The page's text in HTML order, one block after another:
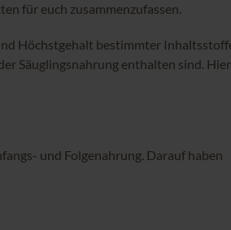
für euch zusammenzufassen.
Höchstgehalt bestimmter
Säuglingsnahrung enthalten sind. Hier
und Folgenahrung. Darauf haben